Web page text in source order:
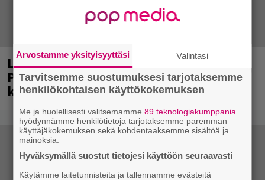
Laittomasta graffitista kiinni jäänyt
Paavo Arhinmäki jälleen spraypullo
kädessä – näitä puolueita ei kiinnosta
Arvostamme yksityisyyttäsi Valintasi
Tarvitsemme suostumuksesi tarjotaksemme
henkilökohtaisen käyttökokemuksen
Me ja huolellisesti valitsemamme89 teknologiakumppania
hyödynnämme henkilötietoja tarjotaksemme paremman
käyttäjäkokemuksen sekä kohdentaaksemme sisältöä ja
mainoksia.
Hyväksymällä suostut tietojesi käyttöön seuraavasti
Käytämme laitetunnisteita ja tallennamme evästeitä